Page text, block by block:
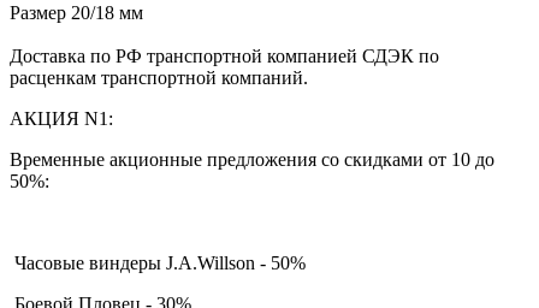
Размер 20/18 мм
Доставка по РФ транспортной компанией СДЭК по
расценкам транспортной компаний.
АКЦИЯ N1:
Временные акционные предложения со скидками от 10 до
50%:
Часовые виндеры J.A.Willson - 50%
Боевой Пловец - 30%